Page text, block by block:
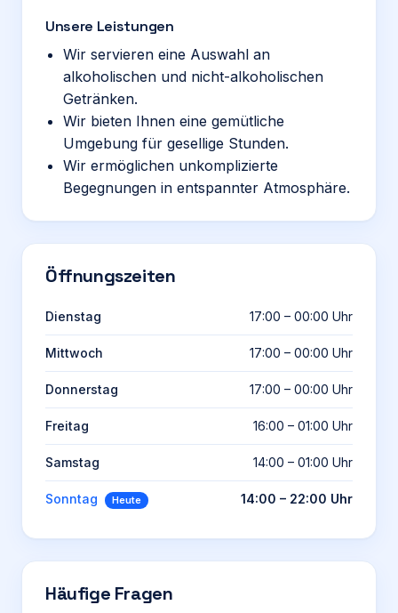
Unsere Leistungen
Wir servieren eine Auswahl an
alkoholischen und nicht-alkoholischen
Getränken.
Wir bieten Ihnen eine gemütliche
Umgebung für gesellige Stunden.
Wir ermöglichen unkomplizierte
Begegnungen in entspannter Atmosphäre.
Öffnungszeiten
Dienstag 17:00 – 00:00 Uhr
Mittwoch 17:00 – 00:00 Uhr
Donnerstag 17:00 – 00:00 Uhr
Freitag 16:00 – 01:00 Uhr
Samstag 14:00 – 01:00 Uhr
Sonntag Heute 14:00 – 22:00 Uhr
Häufige Fragen